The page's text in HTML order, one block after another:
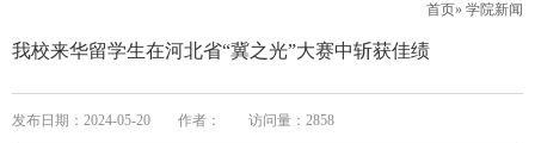
首页» 学院新闻
我校来华留学生在河北省“冀之光”大赛中斩获佳绩
发布日期：2024-05-20 作者： 访问量： 2858